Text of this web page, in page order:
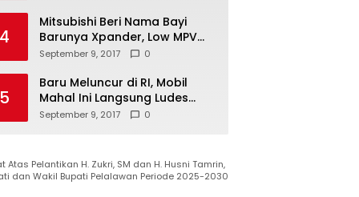
4
Mitsubishi Beri Nama Bayi
Barunya Xpander, Low MPV
Pesaing Avanza cs
September 9, 2017 0
5
Baru Meluncur di RI, Mobil
Mahal Ini Langsung Ludes
Terjual
September 9, 2017 0
Atas Pelantikan H. Zukri, SM dan H. Husni Tamrin,
dan Wakil Bupati Pelalawan Periode 2025-2030